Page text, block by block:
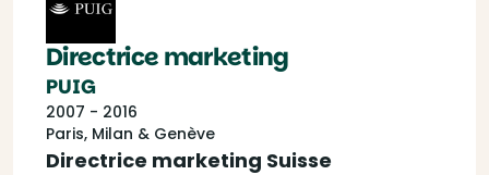
Directrice marketing
PUIG
2007 - 2016
Paris, Milan & Genève
Directrice marketing Suisse